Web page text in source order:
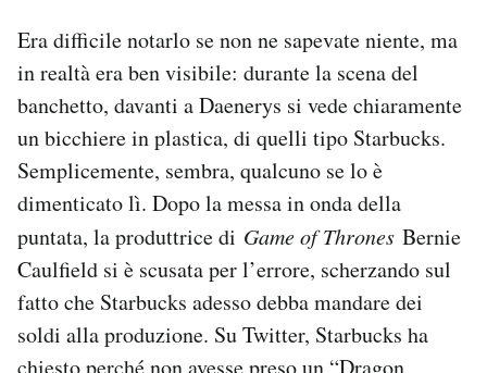
Era difficile notarlo se non ne sapevate niente, ma
in realtà era ben visibile: durante la scena del
banchetto, davanti a Daenerys si vede chiaramente
un bicchiere in plastica, di quelli tipo Starbucks.
Semplicemente, sembra, qualcuno se lo è
dimenticato lì. Dopo la messa in onda della
puntata, la produttrice di Game of Thrones Bernie
Caulfield si è scusata per l’errore, scherzando sul
fatto che Starbucks adesso debba mandare dei
soldi alla produzione. Su Twitter, Starbucks ha
chiesto perché non avesse preso un “Dragon